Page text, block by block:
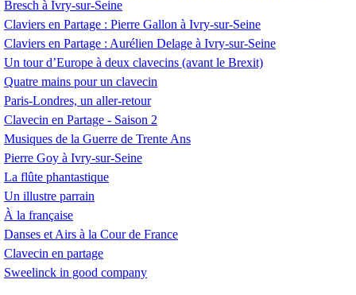
Bresch à Ivry-sur-Seine
Claviers en Partage : Pierre Gallon à Ivry-sur-Seine
Claviers en Partage : Aurélien Delage à Ivry-sur-Seine
Un tour d’Europe à deux clavecins (avant le Brexit)
Quatre mains pour un clavecin
Paris-Londres, un aller-retour
Clavecin en Partage - Saison 2
Musiques de la Guerre de Trente Ans
Pierre Goy à Ivry-sur-Seine
La flûte phantastique
Un illustre parrain
À la française
Danses et Airs à la Cour de France
Clavecin en partage
Sweelinck in good company